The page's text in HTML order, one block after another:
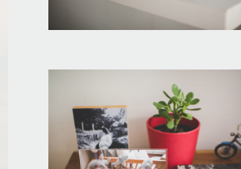
FOTO É NO
PAPEL